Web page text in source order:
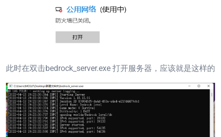
此时在双击bedrock_server.exe 打开服务器，应该就是这样的